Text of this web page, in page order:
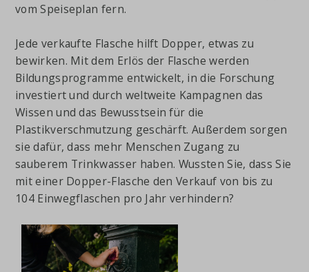
vom Speiseplan fern.
Jede verkaufte Flasche hilft Dopper, etwas zu
bewirken. Mit dem Erlös der Flasche werden
Bildungsprogramme entwickelt, in die Forschung
investiert und durch weltweite Kampagnen das
Wissen und das Bewusstsein für die
Plastikverschmutzung geschärft. Außerdem sorgen
sie dafür, dass mehr Menschen Zugang zu
sauberem Trinkwasser haben. Wussten Sie, dass Sie
mit einer Dopper-Flasche den Verkauf von bis zu
104 Einwegflaschen pro Jahr verhindern?